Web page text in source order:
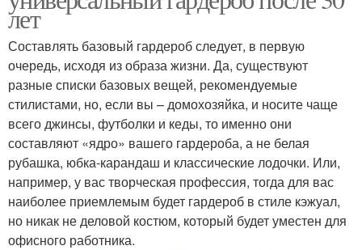
лет
Составлять базовый гардероб следует, в первую
очередь, исходя из образа жизни. Да, существуют
разные списки базовых вещей, рекомендуемые
стилистами, но, если вы – домохозяйка, и носите чаще
всего джинсы, футболки и кеды, то именно они
составляют «ядро» вашего гардероба, а не белая
рубашка, юбка-карандаш и классические лодочки. Или,
например, у вас творческая профессия, тогда для вас
наиболее приемлемым будет гардероб в стиле кэжуал,
но никак не деловой костюм, который будет уместен для
офисного работника.